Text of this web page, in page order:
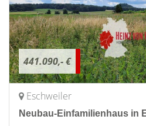
441.090,- €
Eschweiler
Neubau-Einfamilienhaus in